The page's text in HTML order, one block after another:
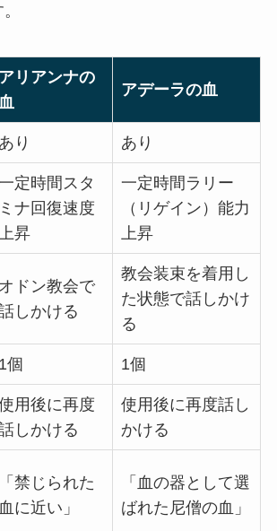
アリアンナの
アデーラの血
あり あり
定時間スタ
ミナ回復速度
昇
一定時間ラリー
（リゲイン）能力
上昇
オドン教会で
しかける
教会装束を着用し
た状態で話しかけ
る
1個 1個
用後に再度
しかける
使用後に再度話し
かける
「禁じられた
血に近い」
「血の器として選
ばれた尼僧の血」